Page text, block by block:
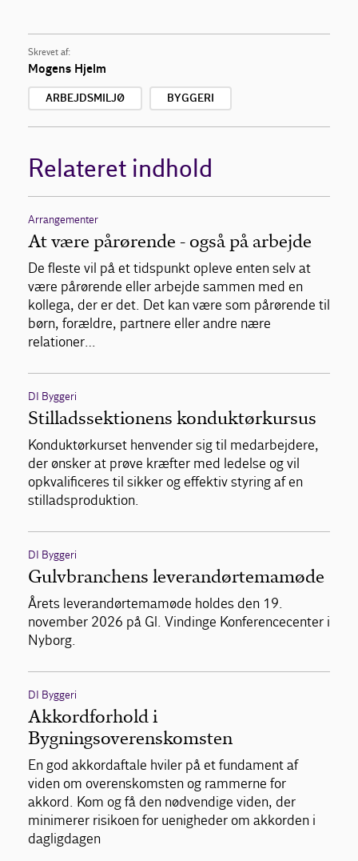
Skrevet af:
Mogens Hjelm
ARBEJDSMILJØ BYGGERI
Relateret indhold
Arrangementer
At være pårørende - også på arbejde
De fleste vil på et tidspunkt opleve enten selv at
være pårørende eller arbejde sammen med en
kollega, der er det. Det kan være som pårørende til
børn, forældre, partnere eller andre nære
relationer…
DI Byggeri
Stilladssektionens konduktørkursus
Konduktørkurset henvender sig til medarbejdere,
der ønsker at prøve kræfter med ledelse og vil
opkvalificeres til sikker og effektiv styring af en
stilladsproduktion.
DI Byggeri
Gulvbranchens leverandørtemamøde
Årets leverandørtemamøde holdes den 19.
november 2026 på Gl. Vindinge Konferencecenter i
Nyborg.
DI Byggeri
Akkordforhold i
Bygningsoverenskomsten
En god akkordaftale hviler på et fundament af
viden om overenskomsten og rammerne for
akkord. Kom og få den nødvendige viden, der
minimerer risikoen for uenigheder om akkorden i
dagligdagen